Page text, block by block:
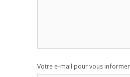
Votre e-mail pour vous